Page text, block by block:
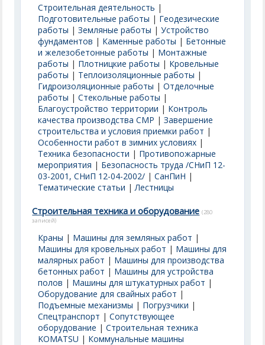
Строительная деятельность |
Подготовительные работы | Геодезические
работы |Земляные работы |Устройство
фундаментов | Каменные работы | Бетонные
и железобетонные работы | Монтажные
работы | Плотницкие работы | Кровельные
работы | Теплоизоляционные работы |
Гидроизоляционные работы |Отделочные
работы |Стекольные работы |
Благоустройство территории | Контроль
качества производства СМР |Завершение
строительства и условия приемки работ |
Особенности работ в зимних условиях |
Техника безопасности | Противопожарные
мероприятия | Безопасность труда /СНиП 12-
03-2001, СНиП 12-04-2002/ |СанПиН |
Тематические статьи |Лестницы
Строительная техника и оборудование (280
записей)
Краны | Машины для земляных работ |
Машины для кровельных работ | Машины для
малярных работ | Машины для производства
бетонных работ | Машины для устройства
полов | Машины для штукатурных работ |
Оборудование для свайных работ |
Подъемные механизмы | Погрузчики |
Спецтранспорт |Сопутствующее
оборудование |Строительная техника
KOMATSU | Коммунальные машины